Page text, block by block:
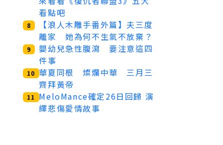
看點吧
8
【浪人木雕手番外篇】夫三度
離家 她為何不生氣不放棄？
9
嬰幼兒急性腹瀉 要注意這四
件事
10 華夏同根 燦爛中華 三月三
齊拜黃帝
11
MeloMance確定26日回歸 演
繹悲傷愛情故事